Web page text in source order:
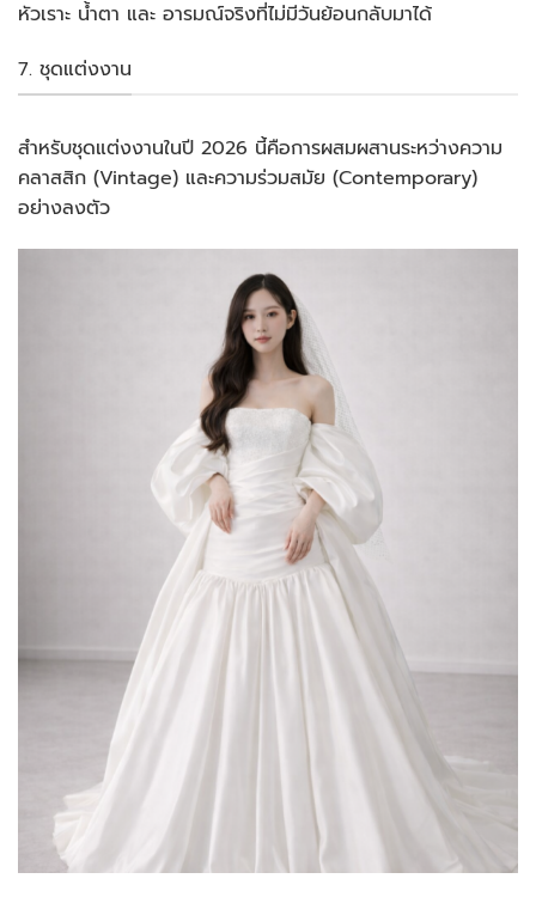
หัวเราะ น้ำตา และ อารมณ์จริงที่ไม่มีวันย้อนกลับมาได้
7. ชุดแต่งงาน
สำหรับชุดแต่งงานในปี 2026 นี้คือการผสมผสานระหว่างความ
คลาสสิก (Vintage) และความร่วมสมัย (Contemporary)
อย่างลงตัว